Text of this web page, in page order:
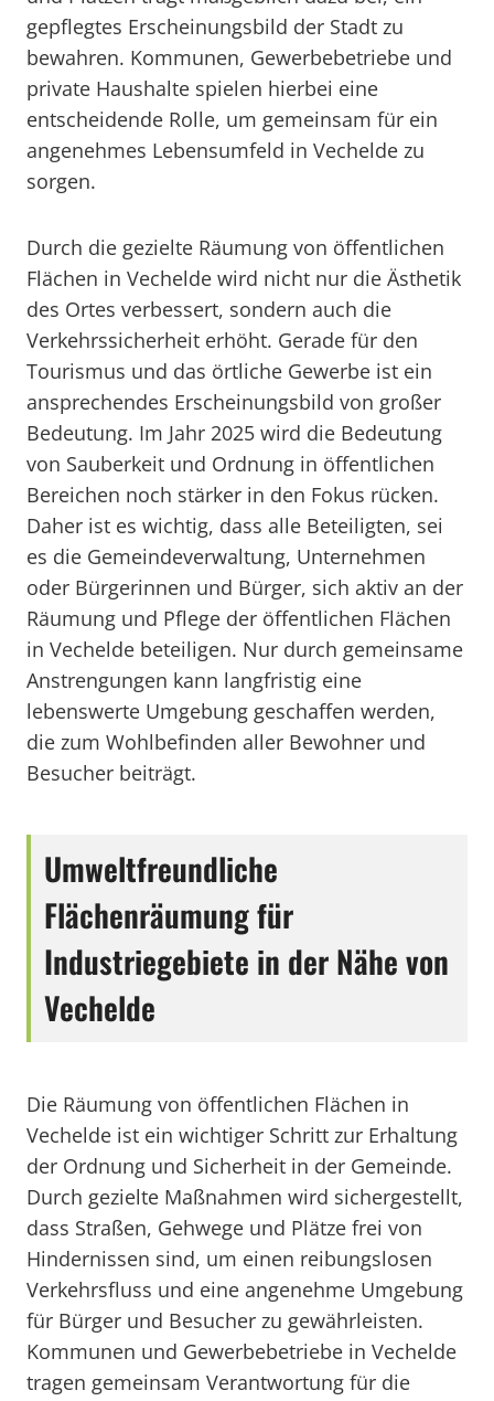
gepflegtes Erscheinungsbild der Stadt zu
bewahren. Kommunen, Gewerbebetriebe und
private Haushalte spielen hierbei eine
entscheidende Rolle, um gemeinsam für ein
angenehmes Lebensumfeld in Vechelde zu
sorgen.
Durch die gezielte Räumung von öffentlichen
Flächen in Vechelde wird nicht nur die Ästhetik
des Ortes verbessert, sondern auch die
Verkehrssicherheit erhöht. Gerade für den
Tourismus und das örtliche Gewerbe ist ein
ansprechendes Erscheinungsbild von großer
Bedeutung. Im Jahr 2025 wird die Bedeutung
von Sauberkeit und Ordnung in öffentlichen
Bereichen noch stärker in den Fokus rücken.
Daher ist es wichtig, dass alle Beteiligten, sei
es die Gemeindeverwaltung, Unternehmen
oder Bürgerinnen und Bürger, sich aktiv an der
Räumung und Pflege der öffentlichen Flächen
in Vechelde beteiligen. Nur durch gemeinsame
Anstrengungen kann langfristig eine
lebenswerte Umgebung geschaffen werden,
die zum Wohlbefinden aller Bewohner und
Besucher beiträgt.
Umweltfreundliche
Flächenräumung für
Industriegebiete in der Nähe von
Vechelde
Die Räumung von öffentlichen Flächen in
Vechelde ist ein wichtiger Schritt zur Erhaltung
der Ordnung und Sicherheit in der Gemeinde.
Durch gezielte Maßnahmen wird sichergestellt,
dass Straßen, Gehwege und Plätze frei von
Hindernissen sind, um einen reibungslosen
Verkehrsfluss und eine angenehme Umgebung
für Bürger und Besucher zu gewährleisten.
Kommunen und Gewerbebetriebe in Vechelde
tragen gemeinsam Verantwortung für die